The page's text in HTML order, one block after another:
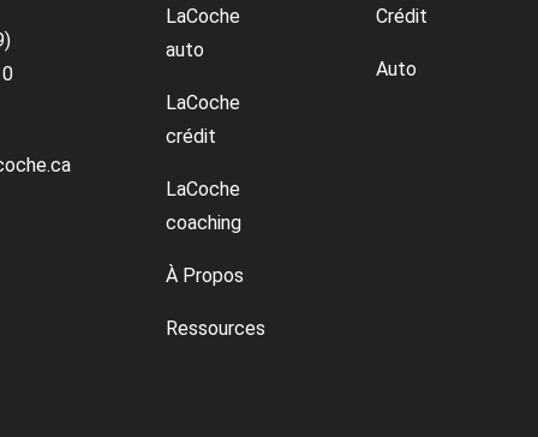
LaCoche
auto
LaCoche
crédit
LaCoche
coaching
À Propos
Ressources
Crédit
Auto